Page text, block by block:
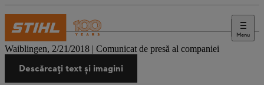
Menu
Presă
Waiblingen, 2/21/2018 | Comunicat de presă al companiei
Descărcați text și imagini